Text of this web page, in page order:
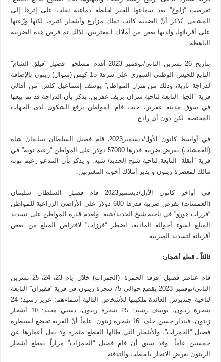
تعرضت “زلوخ” بعد سماعها للخبر لجلطة دماغية نقلت على إثرها إلى
المشفى. يُذكر أنّ الضحية كانت تملك مزارع وأشجار كثيرة، لكنها وزّعتها
على أقربائها، ولديها بعض من أملاك المغتربين، لذلك تم فرض هذه الضريبة
الباهظة.
بتاريخ 26 تشرين الثاني/نوفمبر 2023 أقدم مسلحو فصيل “فيلق الشام”
التابع للجيش الوطني السوري على سرقة 15 كيس (شوال) زيتون بالإضافة
لدراجة نارية، وذلك من منزل المواطن” يوسف إسماعيل كلش “من أهالي
قرية “آلجيا” التابعة لناحية شران بريف عفرين. يذكر بأن الدراجة قد تم بيعها
في سوق مدينة عفرين، حيث قام المواطن برفع الشكوى لدى الجهات
المختصة لكن دون أي رادع.
في أواسط كانون الأول/ديسمبر2023، قام فصيل السلطان سليمان شاه
(العمشات) بفرض ضريبة قدرها 57000 دولار على المواطن “زعيم توبه” في
قرية “أنقلة” التابعة لناحية شيخ الحديد/ شيه. و يذكر بأن المدعو زعيم توبه
مالك لمعصرة زيتون و يدير أملاك أخوته المغتربين.
في أواخر كانون الأول/ديسمبر2023 قام فصيل السلطان سليمان
(العمشات) بفرض ضريبة قدرها 600 دولار على الأراضي الزراعية للمواطن
“فرزات هورو” في ناحية شيخ الحديد/شيه. ولعدم قدرة المواطن على تسديد
المبلغ لسوء أحواله المادية، اضطر “فرزات” لاقتراض المبلغ من بعض
أقربائه لتسديد الضريبة.
ثالثاً ـ قطع أشجار :
قام عناصر فصيل “فرقة الحمزة” (الحمزات) خلال أيام 23، 24، 25 تشرين
الثاني/نوفمبر 2023 بقطع حوالي 75 شجرة زيتون في قرية “فقيران” التابعة
لناحية جنديرس العائدة ملكيتها للأشخاص التالية أسماءهم: عزيز رشيد: 24
شجرة زيتون، يوسف رشيد: 25 شجرة زيتون، دشتي مجيد: 10 أشجار
زيتون، فيندار حسن خلف: 16 شجرة زيتون. علماً أنّ القرية تخضع لسيطرة
فصيل “الحمزات”، والأشجار التي طالها القطع مثمرة ولا يقل أعمارها عن
خمسين عاماً. وقد سبق أن قام فصيل “الحمزات” مراراً بقطع أشجار
الزيتون بغرض الاتجار بالحطب والتدفئة.